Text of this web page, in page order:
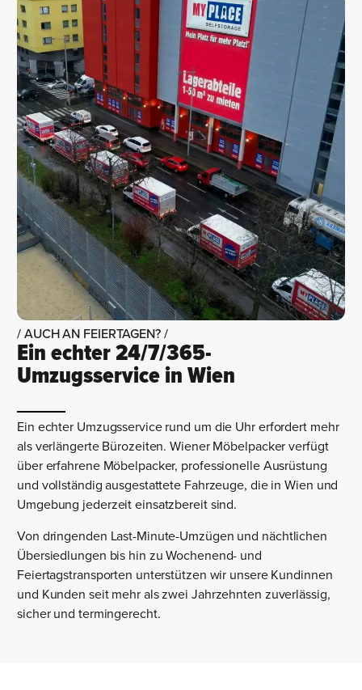
/ AUCH AN FEIERTAGEN? /
Ein echter 24/7/365-
Umzugsservice in Wien
Ein echter Umzugsservice rund um die Uhr erfordert mehr
als verlängerte Bürozeiten. Wiener Möbelpacker verfügt
über erfahrene Möbelpacker, professionelle Ausrüstung
und vollständig ausgestattete Fahrzeuge, die in Wien und
Umgebung jederzeit einsatzbereit sind.
Von dringenden Last-Minute-Umzügen und nächtlichen
Übersiedlungen bis hin zu Wochenend- und
Feiertagstransporten unterstützen wir unsere Kundinnen
und Kunden seit mehr als zwei Jahrzehnten zuverlässig,
sicher und termingerecht.